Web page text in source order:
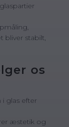
bliver stabilt,
os
i glas efter
æstetik og